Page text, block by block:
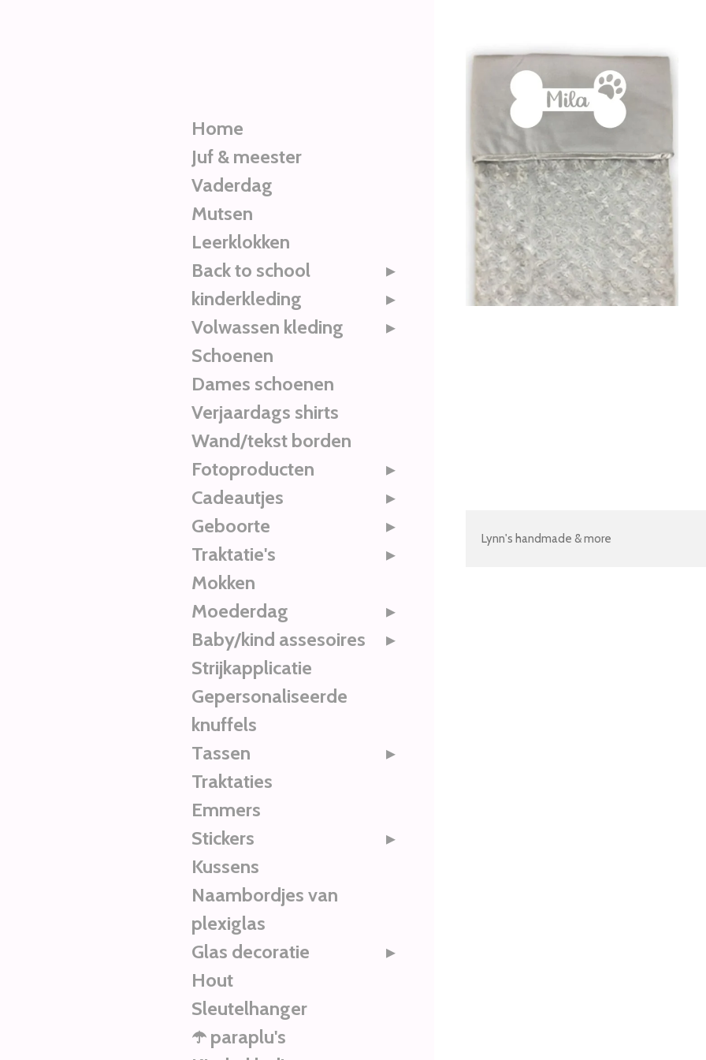
Lynn's handmade & more
Home
Juf & meester
Vaderdag
Mutsen
Leerklokken
Back to school
kinderkleding
Volwassen kleding
Schoenen
Dames schoenen
Verjaardags shirts
Wand/tekst borden
Fotoproducten
Cadeautjes
Geboorte
Traktatie's
Mokken
Moederdag
Baby/kind assesoires
Strijkapplicatie
Gepersonaliseerde
knuffels
Tassen
Traktaties
Emmers
Stickers
Kussens
Naambordjes van
plexiglas
Glas decoratie
Hout
Sleutelhanger
☂️ paraplu's